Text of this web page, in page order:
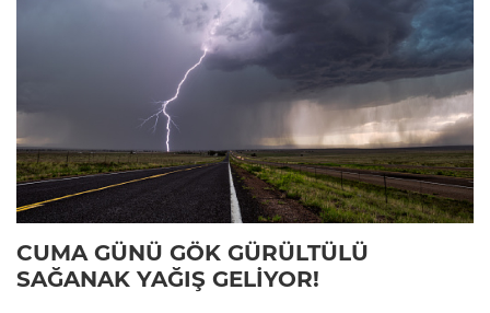
CUMA GÜNÜ GÖK GÜRÜLTÜLÜ
SAĞANAK YAĞIŞ GELİYOR!